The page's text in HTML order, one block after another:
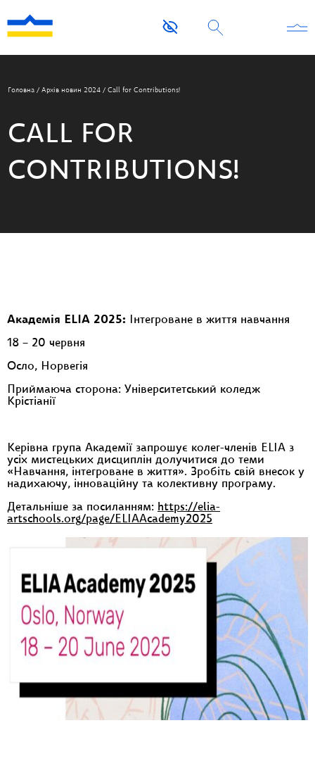
Головна / Архів новин 2024 / Call for Contributions!
CALL FOR
CONTRIBUTIONS!
Академія ELIA 2025: Інтегроване в життя навчання
18 – 20 червня
Осло, Норвегія
Приймаюча сторона: Університетський коледж
Крістіанії
Керівна група Академії запрошує колег-членів ELIA з
усіх мистецьких дисциплін долучитися до теми
«Навчання, інтегроване в життя». Зробіть свій внесок у
надихаючу, інноваційну та колективну програму.
Детальніше за посиланням: https://elia-
artschools.org/page/ELIAAcademy2025